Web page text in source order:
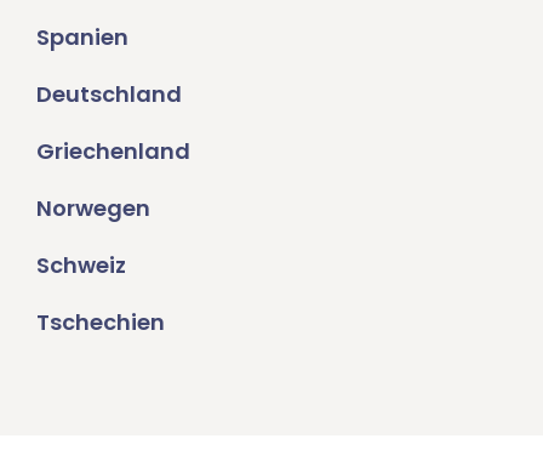
Spanien
Deutschland
Griechenland
Norwegen
Schweiz
Tschechien